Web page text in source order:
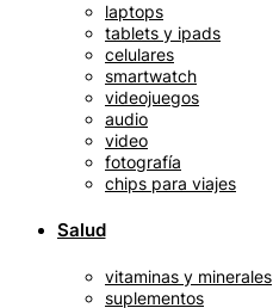
laptops
tablets y ipads
celulares
smartwatch
videojuegos
audio
video
fotografía
chips para viajes
Salud
vitaminas y minerales
suplementos